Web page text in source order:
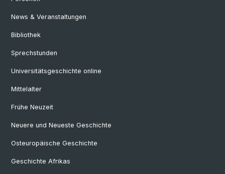
News & Veranstaltungen
Bibliothek
Sprechstunden
Universitätsgeschichte online
Mittelalter
Frühe Neuzeit
Neuere und Neueste Geschichte
Osteuropäische Geschichte
Geschichte Afrikas